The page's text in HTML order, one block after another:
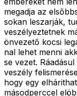
megadja az
sokan leszarják,
veszélyeztetnek
önvezető kocsi
nal lehet menni
se vezet.
veszély
hogy egy
másodperccel